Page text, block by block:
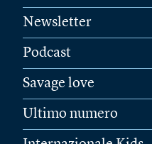
Newsletter
Podcast
Savage love
Ultimo numero